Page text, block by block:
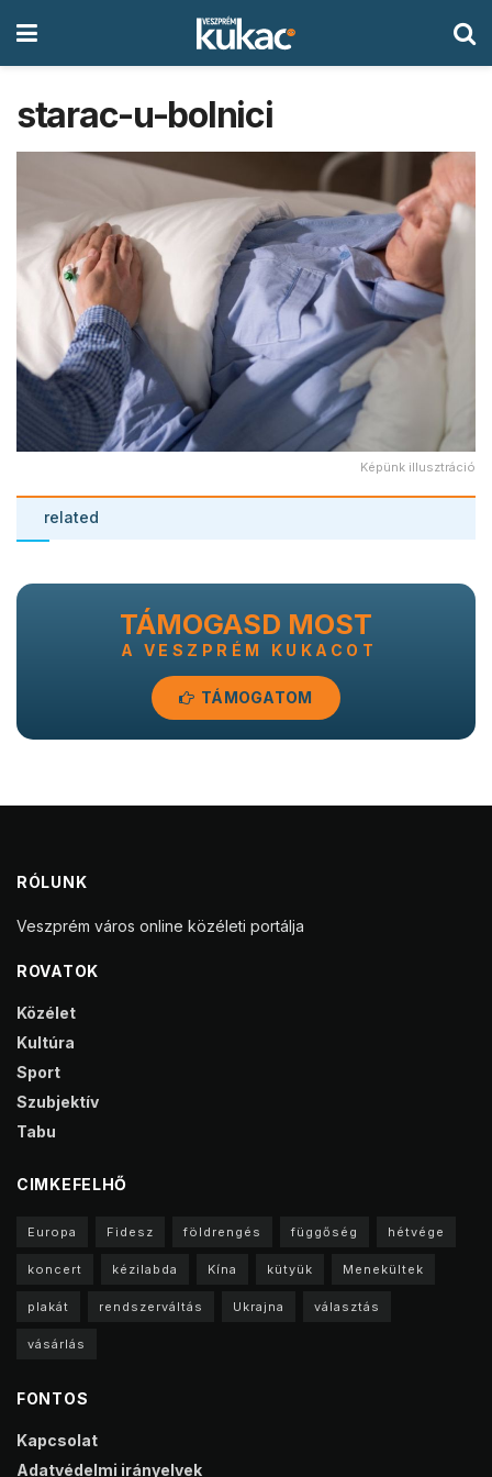
starac-u-bolnici
Képünk illusztráció
related
TÁMOGASD MOST
A VESZPRÉM KUKACOT
TÁMOGATOM
RÓLUNK
Veszprém város online közéleti portálja
ROVATOK
Közélet
Kultúra
Sport
Szubjektív
Tabu
CIMKEFELHŐ
Europa Fidesz földrengés függőség hétvége
koncert kézilabda Kína kütyük Menekültek
plakát rendszerváltás Ukrajna választás
vásárlás
FONTOS
Kapcsolat
Adatvédelmi irányelvek